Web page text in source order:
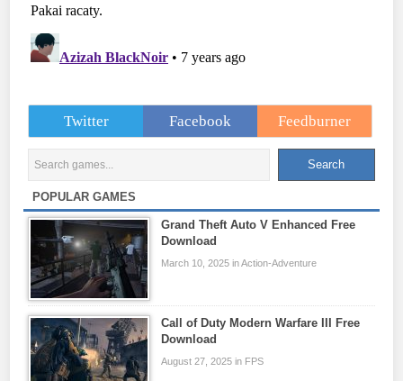
Twitter Facebook Feedburner
POPULAR GAMES
Grand Theft Auto V Enhanced Free
Download
March 10, 2025 in Action-Adventure
Call of Duty Modern Warfare III Free
Download
August 27, 2025 in FPS